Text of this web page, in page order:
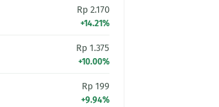
Rp 2.170
+14.21%
Rp 1.375
+10.00%
Rp 199
+9.94%